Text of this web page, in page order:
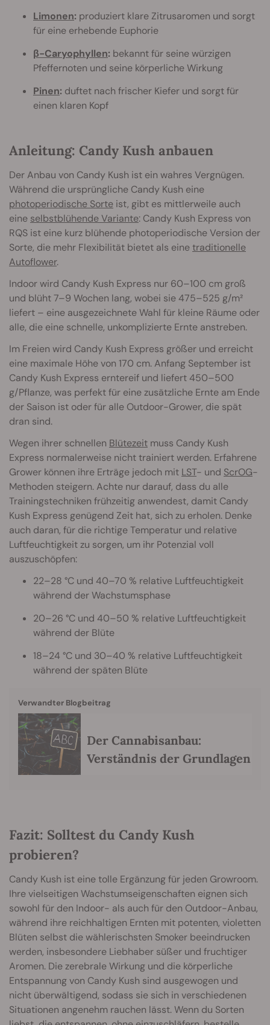
Limonen: produziert klare Zitrusaromen und sorgt
für eine erhebende Euphorie
β-Caryophyllen: bekannt für seine würzigen
Pfeffernoten und seine körperliche Wirkung
Pinen: duftet nach frischer Kiefer und sorgt für
einen klaren Kopf
Anleitung: Candy Kush anbauen
Der Anbau von Candy Kush ist ein wahres Vergnügen.
Während die ursprüngliche Candy Kush eine
photoperiodische Sorte ist, gibt es mittlerweile auch
eine selbstblühende Variante: Candy Kush Express von
RQS ist eine kurz blühende photoperiodische Version der
Sorte, die mehr Flexibilität bietet als einetraditionelle
Autoflower.
Indoor wird Candy Kush Express nur 60–100 cm groß
und blüht 7–9 Wochen lang, wobei sie 475–525 g/m²
liefert – eine ausgezeichnete Wahl für kleine Räume oder
alle, die eine schnelle, unkomplizierte Ernte anstreben.
Im Freien wird Candy Kush Express größer und erreicht
eine maximale Höhe von 170 cm. Anfang September ist
Candy Kush Express erntereif und liefert 450–500
g/Pflanze, was perfekt für eine zusätzliche Ernte am Ende
der Saison ist oder für alle Outdoor-Grower, die spät
dran sind.
Wegen ihrer schnellen Blütezeit muss Candy Kush
Express normalerweise nicht trainiert werden. Erfahrene
Grower können ihre Erträge jedoch mit LST- und ScrOG-
Methoden steigern. Achte nur darauf, dass du alle
Trainingstechniken frühzeitig anwendest, damit Candy
Kush Express genügend Zeit hat, sich zu erholen. Denke
auch daran, für die richtige Temperatur und relative
Luftfeuchtigkeit zu sorgen, um ihr Potenzial voll
auszuschöpfen:
22–28 °C und 40–70 % relative Luftfeuchtigkeit
während der Wachstumsphase
20–26 °C und 40–50 % relative Luftfeuchtigkeit
während der Blüte
18–24 °C und 30–40 % relative Luftfeuchtigkeit
während der späten Blüte
Verwandter Blogbeitrag
Der Cannabisanbau:
Verständnis der Grundlagen
Fazit: Solltest du Candy Kush
probieren?
Candy Kush ist eine tolle Ergänzung für jeden Growroom.
Ihre vielseitigen Wachstumseigenschaften eignen sich
sowohl für den Indoor- als auch für den Outdoor-Anbau,
während ihre reichhaltigen Ernten mit potenten, violetten
Blüten selbst die wählerischsten Smoker beeindrucken
werden, insbesondere Liebhaber süßer und fruchtiger
Aromen. Die zerebrale Wirkung und die körperliche
Entspannung von Candy Kush sind ausgewogen und
nicht überwältigend, sodass sie sich in verschiedenen
Situationen angenehm rauchen lässt. Wenn du Sorten